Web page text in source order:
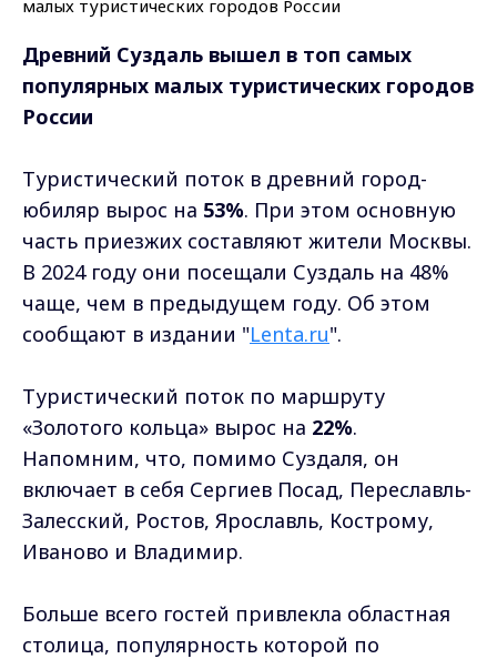
Древний Суздаль вышел в топ самых
популярных малых туристических городов
России
Туристический поток в древний город-
юбиляр вырос на 53%. При этом основную
часть приезжих составляют жители Москвы.
В 2024 году они посещали Суздаль на 48%
чаще, чем в предыдущем году. Об этом
сообщают в издании "Lenta.ru".
Туристический поток по маршруту
«Золотого кольца» вырос на 22%.
Напомним, что, помимо Суздаля, он
включает в себя Сергиев Посад, Переславль-
Залесский, Ростов, Ярославль, Кострому,
Иваново и Владимир.
Больше всего гостей привлекла областная
столица, популярность которой по